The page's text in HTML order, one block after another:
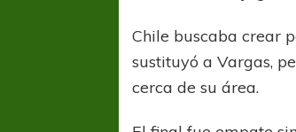
Chile buscaba crear
sustituyó a Vargas,
cerca de su área.